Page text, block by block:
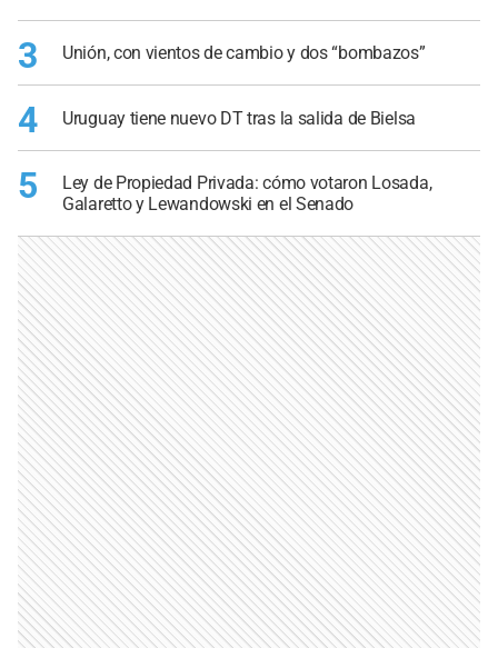
3 Unión, con vientos de cambio y dos “bombazos”
4 Uruguay tiene nuevo DT tras la salida de Bielsa
5
Ley de Propiedad Privada: cómo votaron Losada,
Galaretto y Lewandowski en el Senado